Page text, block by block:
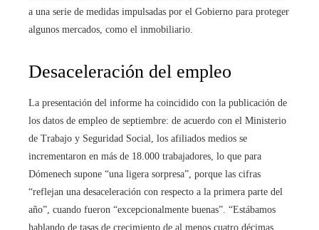
a una serie de medidas impulsadas por el Gobierno para proteger
algunos mercados, como el inmobiliario.
Desaceleración del empleo
La presentación del informe ha coincidido con la publicación de
los datos de empleo de septiembre: de acuerdo con el Ministerio
de Trabajo y Seguridad Social, los afiliados medios se
incrementaron en más de 18.000 trabajadores, lo que para
Dómenech supone “una ligera sorpresa”, porque las cifras
“reflejan una desaceleración con respecto a la primera parte del
año”, cuando fueron “excepcionalmente buenas”. “Estábamos
hablando de tasas de crecimiento de al menos cuatro décimas